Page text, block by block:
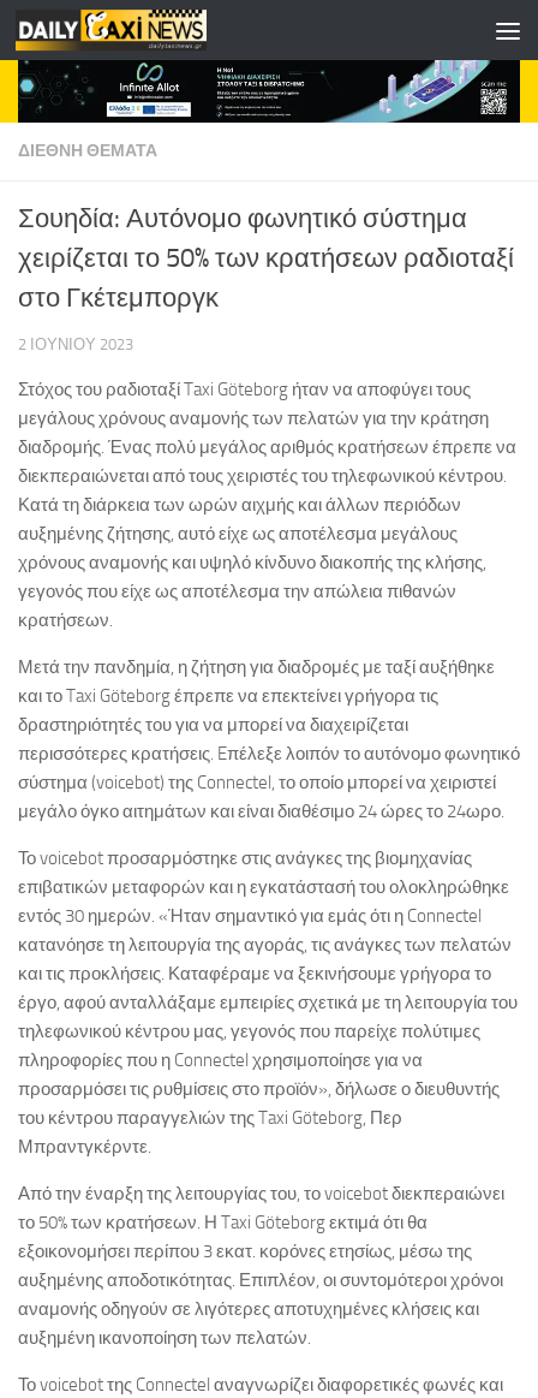
Skip to content
ΔΙΕΘΝΗ ΘΕΜΑΤΑ
Σουηδία: Αυτόνομο φωνητικό σύστημα
χειρίζεται το 50% των κρατήσεων ραδιοταξί
στο Γκέτεμποργκ
2 ΙΟΥΝΊΟΥ 2023
Στόχος του ραδιοταξί Taxi Göteborg ήταν να αποφύγει τους
μεγάλους χρόνους αναμονής των πελατών για την κράτηση
διαδρομής. Ένας πολύ μεγάλος αριθμός κρατήσεων έπρεπε να
διεκπεραιώνεται από τους χειριστές του τηλεφωνικού κέντρου.
Κατά τη διάρκεια των ωρών αιχμής και άλλων περιόδων
αυξημένης ζήτησης, αυτό είχε ως αποτέλεσμα μεγάλους
χρόνους αναμονής και υψηλό κίνδυνο διακοπής της κλήσης,
γεγονός που είχε ως αποτέλεσμα την απώλεια πιθανών
κρατήσεων.
Μετά την πανδημία, η ζήτηση για διαδρομές με ταξί αυξήθηκε
και το Taxi Göteborg έπρεπε να επεκτείνει γρήγορα τις
δραστηριότητές του για να μπορεί να διαχειρίζεται
περισσότερες κρατήσεις. Eπέλεξε λοιπόν το αυτόνομο φωνητικό
σύστημα (voicebot) της Connectel, το οποίο μπορεί να χειριστεί
μεγάλο όγκο αιτημάτων και είναι διαθέσιμο 24 ώρες το 24ωρο.
Το voicebot προσαρμόστηκε στις ανάγκες της βιομηχανίας
επιβατικών μεταφορών και η εγκατάστασή του ολοκληρώθηκε
εντός 30 ημερών. «Ήταν σημαντικό για εμάς ότι η Connectel
κατανόησε τη λειτουργία της αγοράς, τις ανάγκες των πελατών
και τις προκλήσεις. Καταφέραμε να ξεκινήσουμε γρήγορα το
έργο, αφού ανταλλάξαμε εμπειρίες σχετικά με τη λειτουργία του
τηλεφωνικού κέντρου μας, γεγονός που παρείχε πολύτιμες
πληροφορίες που η Connectel χρησιμοποίησε για να
προσαρμόσει τις ρυθμίσεις στο προϊόν», δήλωσε ο διευθυντής
του κέντρου παραγγελιών της Taxi Göteborg, Περ
Μπραντγκέρντε.
Από την έναρξη της λειτουργίας του, το voicebot διεκπεραιώνει
το 50% των κρατήσεων. Η Taxi Göteborg εκτιμά ότι θα
εξοικονομήσει περίπου 3 εκατ. κορόνες ετησίως, μέσω της
αυξημένης αποδοτικότητας. Επιπλέον, οι συντομότεροι χρόνοι
αναμονής οδηγούν σε λιγότερες αποτυχημένες κλήσεις και
αυξημένη ικανοποίηση των πελατών.
Το voicebot της Connectel αναγνωρίζει διαφορετικές φωνές και